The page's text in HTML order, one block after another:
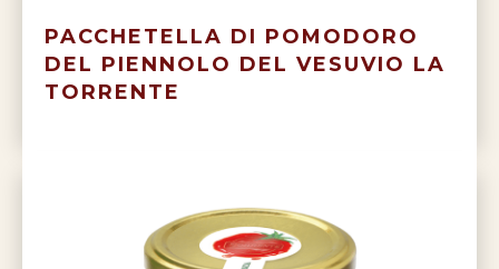
PACCHETELLA DI POMODORO
DEL PIENNOLO DEL VESUVIO LA
TORRENTE